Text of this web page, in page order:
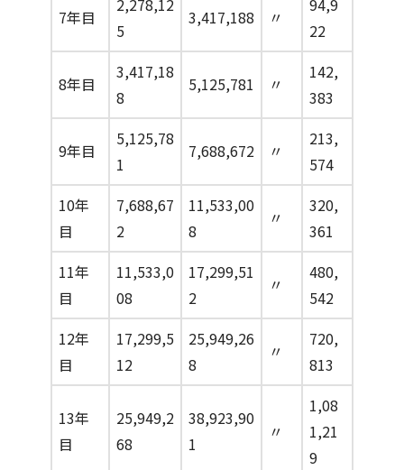
7年目
2,278,12
5
3,417,188 〃
94,9
22
8年目
3,417,18
8
5,125,781 〃
142,
383
9年目
5,125,78
1
7,688,672 〃
213,
574
10年
目
7,688,67
2
11,533,00
8
〃
320,
361
11年
目
11,533,0
08
17,299,51
2
〃
480,
542
12年
目
17,299,5
12
25,949,26
8
〃
720,
813
13年
目
25,949,2
68
38,923,90
1
〃
1,08
1,21
9